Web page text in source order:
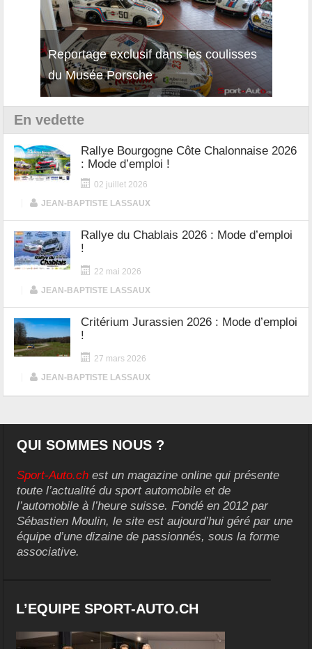
Reportage exclusif dans les coulisses
du Musée Porsche
Découverte de la nouvelle Ferrari
12Cilindri Manuale
En vedette
Rallye Bourgogne Côte Chalonnaise 2026
: Mode d’emploi !
02 juillet 2026
JEAN-BAPTISTE LASSAUX
Rallye du Chablais 2026 : Mode d’emploi
!
22 mai 2026
JEAN-BAPTISTE LASSAUX
Critérium Jurassien 2026 : Mode d’emploi
!
27 mars 2026
JEAN-BAPTISTE LASSAUX
QUI SOMMES NOUS ?
Sport-Auto.ch est un magazine online qui présente
toute l’actualité du sport automobile et de
l’automobile à l’heure suisse. Fondé en 2012 par
Sébastien Moulin, le site est aujourd’hui géré par une
équipe d’une dizaine de passionnés, sous la forme
associative.
L’EQUIPE SPORT-AUTO.CH